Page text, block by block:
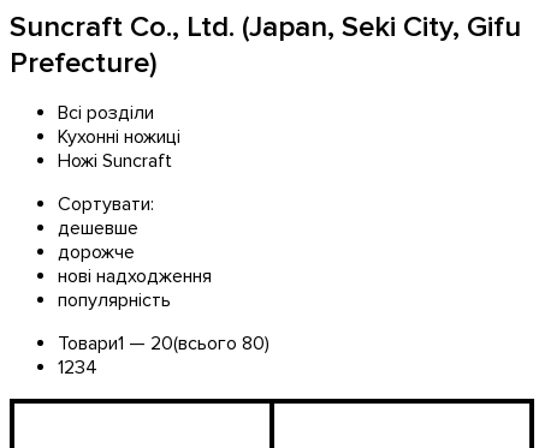
Suncraft Co., Ltd. (Japan, Seki City, Gifu
Prefecture)
Всі розділи
Кухонні ножиці
Ножі Suncraft
Сортувати:
дешевше
дорожче
нові надходження
популярність
Товари1 — 20(всього 80)
1234